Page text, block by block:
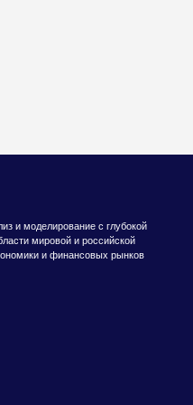
и моделирование с глубокой
мировой и российской
и финансовых рынков